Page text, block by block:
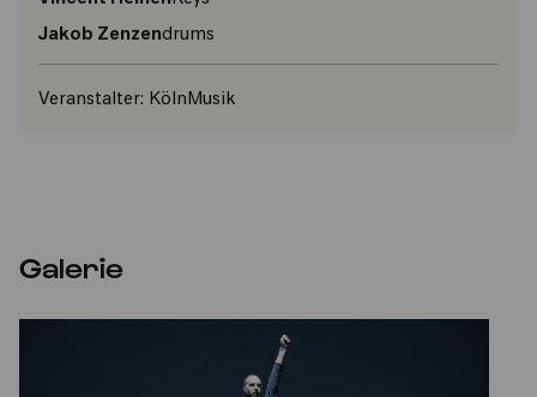
Jakob Zenzendrums
Veranstalter: KölnMusik
Galerie